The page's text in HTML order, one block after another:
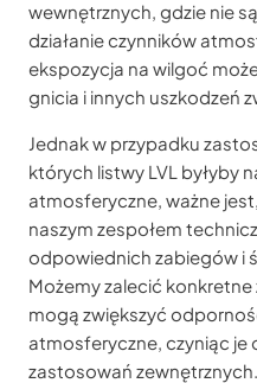
wewnętrznych, gdzie nie
działanie czynników
ekspozycja na wilgoć
gnicia i innych uszkodzeń
Jednak w przypadku
których listwy LVL byłyby
atmosferyczne, ważne
naszym zespołem
odpowiednich zabiegów i
Możemy zalecić
mogą zwiększyć
atmosferyczne, czyniąc
zastosowań zewnętrznych.